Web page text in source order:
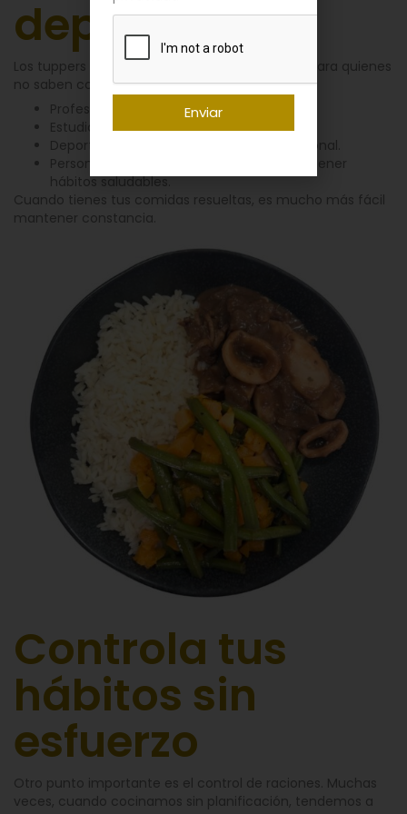
deportistas
Los tuppers saludables a domicilio no son solo para quienes
no saben cocinar. Son perfectos para:
Profesionales con jornadas largas.
Estudiantes con poco tiempo.
Deportistas que necesitan control nutricional.
Personas que quieren perder peso o mantener
hábitos saludables.
Cuando tienes tus comidas resueltas, es mucho más fácil
mantener constancia.
Controla tus
hábitos sin
esfuerzo
Otro punto importante es el control de raciones. Muchas
veces, cuando cocinamos sin planificación, tendemos a
Enviar